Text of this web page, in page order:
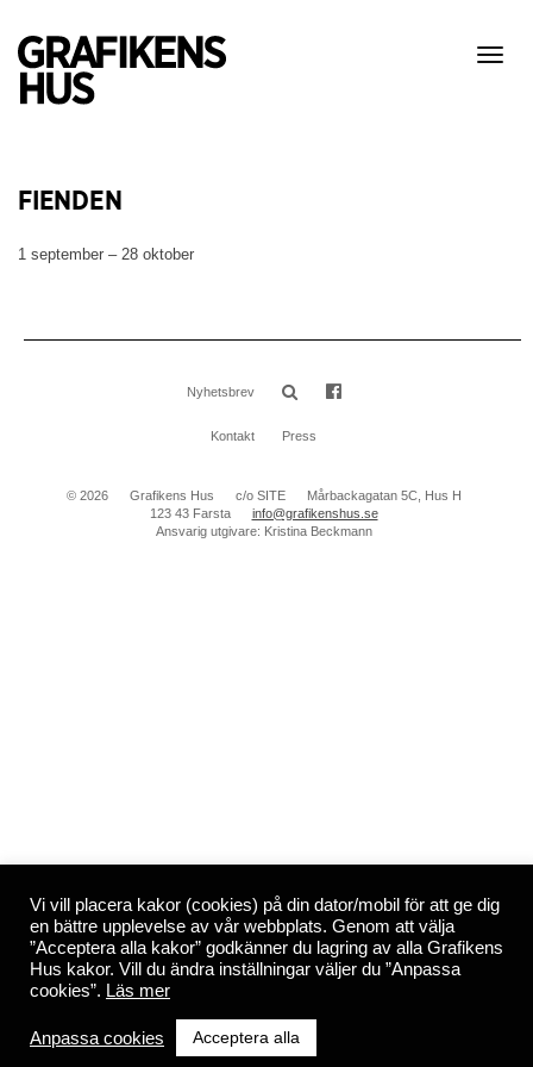
Visa
FIENDEN
1 september – 28 oktober
Nyhetsbrev
Kontakt Press
© 2026 Grafikens Hus c/o SITE
Mårbackagatan 5C, Hus H
123 43 Farsta
info@grafikenshus.se
Ansvarig utgivare: Kristina Beckmann
Vi vill placera kakor (cookies) på din dator/mobil för att ge dig
en bättre upplevelse av vår webbplats. Genom att välja
”Acceptera alla kakor” godkänner du lagring av alla Grafikens
Hus kakor. Vill du ändra inställningar väljer du ”Anpassa
cookies”. Läs mer
Anpassa cookies Acceptera alla